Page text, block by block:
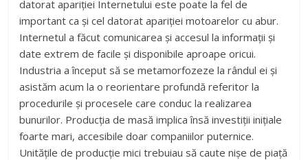
datorat apariţiei Internetului este poate la fel de
important ca și cel datorat apariţiei motoarelor cu abur.
Internetul a făcut comunicarea şi accesul la informaţii și
date extrem de facile şi disponibile aproape oricui.
Industria a început să se metamorfozeze la rândul ei şi
asistăm acum la o reorientare profundă referitor la
procedurile şi procesele care conduc la realizarea
bunurilor. Producţia de masă implica însă investiţii iniţiale
foarte mari, accesibile doar companiilor puternice.
Unităţile de producţie mici trebuiau să caute nişe de piaţă